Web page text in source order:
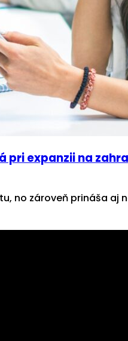
pri expanzii na
no zároveň prináša aj